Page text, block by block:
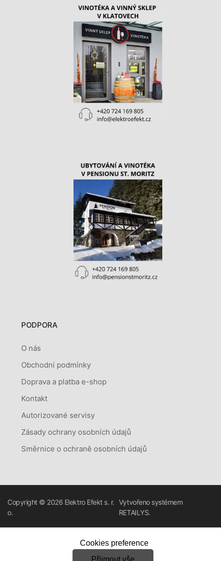
PODPORA
O nás
Obchodní podmínky
Doprava a platba e-shop
Kontakt
Autorizované servisy
Zásady ochrany osobních údajů
Směrnice o ochraně osobních údajů
Copyright © 2026 Elektro Efekt s. r.
o.
Vytvořeno systémem
RETAILYS.
Cookies preference
Přijmout vše